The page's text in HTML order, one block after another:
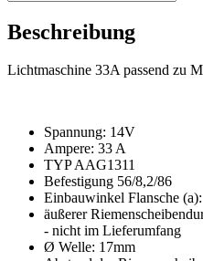
Beschreibung
Lichtmaschine 33A passend zu
Spannung: 14V
Ampere: 33 A
TYP AAG1311
Befestigung 56/8,2/86
Einbauwinkel Flansche
äußerer
- nicht im Lieferumfang
Ø Welle: 17mm